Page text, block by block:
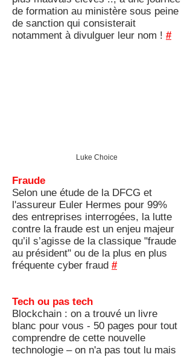
de formation au ministère sous peine
de sanction qui consisterait
notamment à divulguer leur nom ! #
Luke Choice
Fraude
Selon une étude de la DFCG et
l'assureur Euler Hermes pour 99%
des entreprises interrogées, la lutte
contre la fraude est un enjeu majeur
qu’il s’agisse de la classique "fraude
au président" ou de la plus en plus
fréquente cyber fraud #
Tech ou pas tech
Blockchain : on a trouvé un livre
blanc pour vous - 50 pages pour tout
comprendre de cette nouvelle
technologie – on n'a pas tout lu mais